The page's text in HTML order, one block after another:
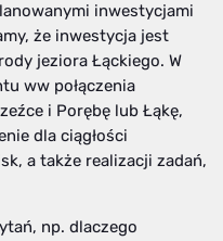
inwestycjami
że inwestycja jest
jeziora Łąckiego. W
ww połączenia
i Porębę lub Łąkę,
dla ciągłości
a także realizacji zadań,
np. dlaczego